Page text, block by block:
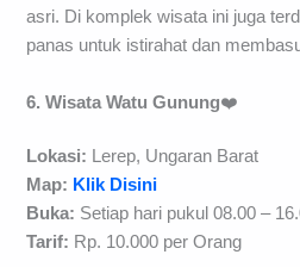
asri. Di komplek wisata ini juga
panas untuk istirahat dan
6. Wisata Watu Gunung❤️
Lokasi: Lerep, Ungaran Barat
Map: Klik Disini
Buka: Setiap hari pukul 08.00 –
Tarif: Rp. 10.000 per Orang